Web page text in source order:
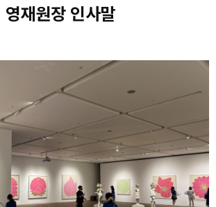
영재원장 인사말